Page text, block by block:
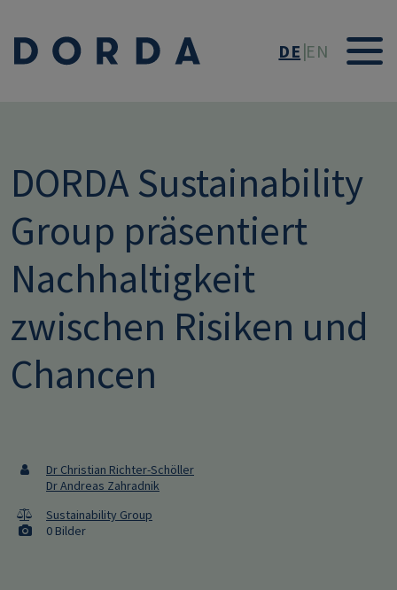
DE EN
DORDA Sustainability
Group präsentiert
Nachhaltigkeit
zwischen Risiken und
Chancen
Dr Christian Richter-Schöller
Dr Andreas Zahradnik
Sustainability Group
0 Bilder